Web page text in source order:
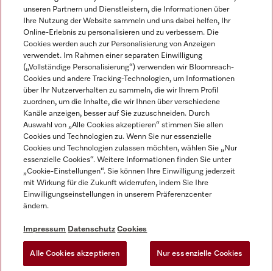
Impressum
AGB
Datenschutz
Nutzungsbedingungen
Gesetzen über digitale Dienste
Cookie-Einstellungen
Miele auf Instagram
Miele auf Youtube
unseren Partnern und Dienstleistern, die Informationen über
Ihre Nutzung der Website sammeln und uns dabei helfen, Ihr
Online-Erlebnis zu personalisieren und zu verbessern. Die
Cookies werden auch zur Personalisierung von Anzeigen
verwendet. Im Rahmen einer separaten Einwilligung
(„Vollständige Personalisierung“) verwenden wir Bloomreach-
Cookies und andere Tracking-Technologien, um Informationen
über Ihr Nutzerverhalten zu sammeln, die wir Ihrem Profil
zuordnen, um die Inhalte, die wir Ihnen über verschiedene
Kanäle anzeigen, besser auf Sie zuzuschneiden. Durch
Auswahl von „Alle Cookies akzeptieren“ stimmen Sie allen
Cookies und Technologien zu. Wenn Sie nur essenzielle
Cookies und Technologien zulassen möchten, wählen Sie „Nur
essenzielle Cookies“. Weitere Informationen finden Sie unter
„Cookie-Einstellungen“. Sie können Ihre Einwilligung jederzeit
mit Wirkung für die Zukunft widerrufen, indem Sie Ihre
Einwilligungseinstellungen in unserem Präferenzcenter
ändern.
Impressum Datenschutz Cookies
Alle Cookies akzeptieren Nur essenzielle Cookies